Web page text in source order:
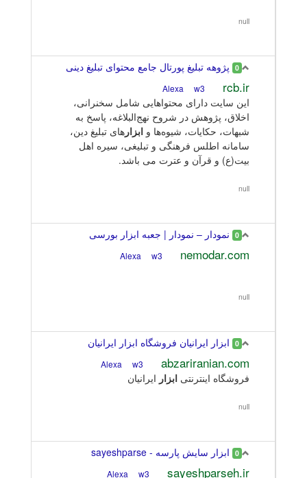
null
0 پژوهه تبلیغ پورتال جامع محتوای تبلیغ دینی
rcb.ir
w3
این سایت دارای محتواهایی شامل سخنرانی،
اخلاق، پژوهش در شروح نهج‌البلاغه، پاسخ به
شبهات، حكايات، شيوه‌ها و ابزار های تبليغ دين،
سامانه اطلس فرهنگی و تبليغی، سيره اهل
بيت(ع) و قرآن و عترت می باشد.
null
0 نمودار – نمودار | جعبه ابزار بورسی
nemodar.com
w3
null
0 ابزار ایرانیان فروشگاه ابزار ایرانیان
abzariranian.com
w3
فروشگاه اینترنتی ابزار ایرانیان
null
0 ابزار سایش پارسه - sayeshparse
sayeshparseh.ir
w3